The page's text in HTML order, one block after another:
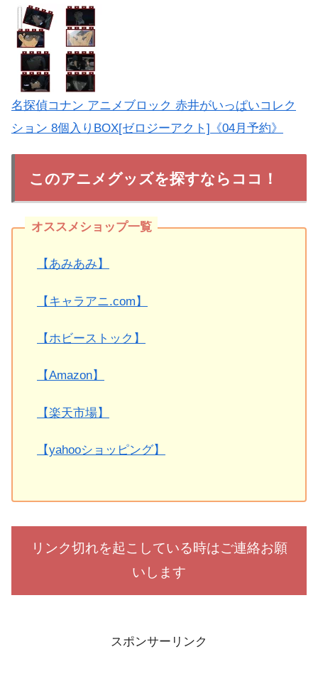
名探偵コナン アニメブロック 赤井がいっぱいコレク
ション 8個入りBOX[ゼロジーアクト]《04月予約》
このアニメグッズを探すならココ！
【あみあみ】
【キャラアニ.com】
【ホビーストック】
【Amazon】
【楽天市場】
【yahooショッピング】
リンク切れを起こしている時はご連絡お願
いします
スポンサーリンク